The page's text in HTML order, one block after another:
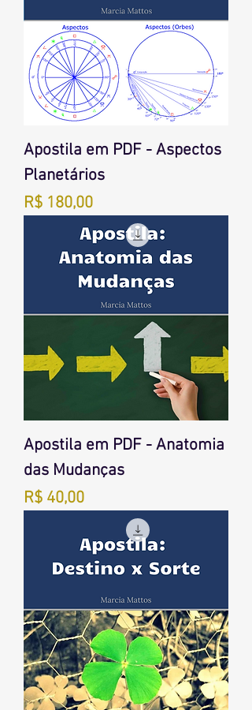
Apostila em PDF - Aspectos
Planetários
Preço
R$ 180,00
Apostila em PDF - Anatomia
das Mudanças
Preço
R$ 40,00